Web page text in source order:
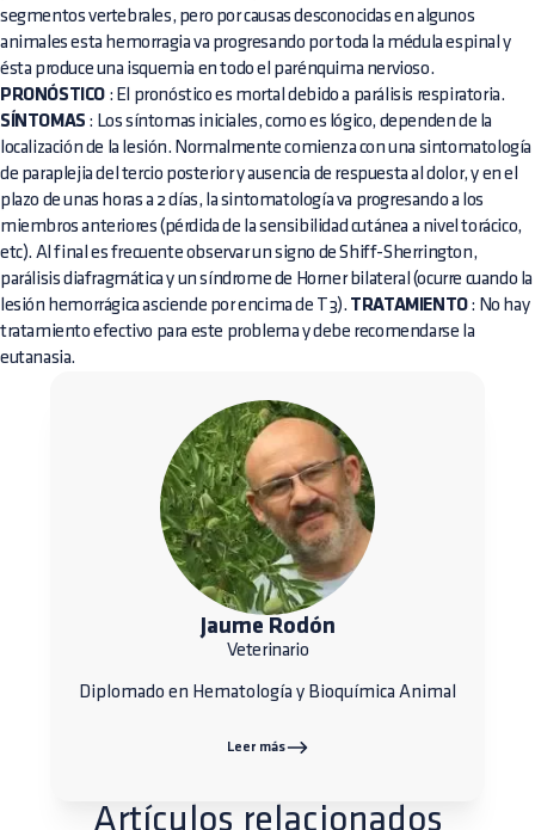
segmentos vertebrales, pero por causas desconocidas en algunos
animales esta hemorragia va progresando por toda la médula espinal y
ésta produce una isquemia en todo el parénquima nervioso.
PRONÓSTICO : El pronóstico es mortal debido a parálisis respiratoria.
SÍNTOMAS : Los síntomas iniciales, como es lógico, dependen de la
localización de la lesión. Normalmente comienza con una sintomatología
de paraplejia del tercio posterior y ausencia de respuesta al dolor, y en el
plazo de unas horas a 2 días, la sintomatología va progresando a los
miembros anteriores (pérdida de la sensibilidad cutánea a nivel torácico,
etc). Al final es frecuente observar un signo de Shiff-Sherrington,
parálisis diafragmática y un síndrome de Horner bilateral (ocurre cuando la
lesión hemorrágica asciende por encima de T3). TRATAMIENTO: No hay
tratamiento efectivo para este problema y debe recomendarse la
eutanasia.
Jaume Rodón
Veterinario
Diplomado en Hematología y Bioquímica Animal
Leer más
Artículos relacionados